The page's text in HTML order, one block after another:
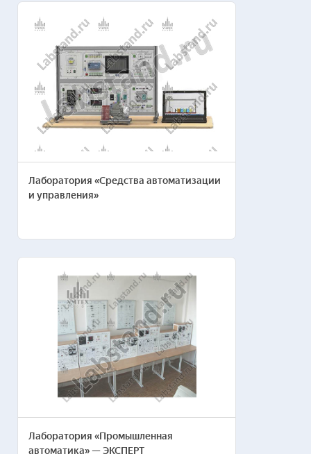
Лаборатория «Средства автоматизации
и управления»
Лаборатория «Промышленная
автоматика» — ЭКСПЕРТ